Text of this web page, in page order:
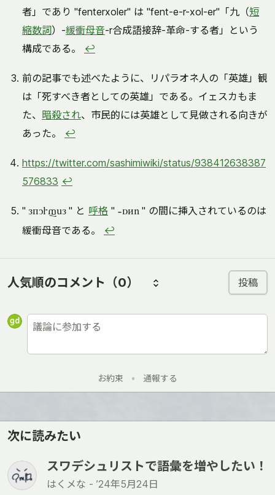
者」であり "fenterxoler" は "fent-e-r-xol-er"「九（短
縮数詞）-緩衝母音-r合成語接辞-革命-する者」という
構成である。 ↩
前の記事でも述べたように、リパラオネ人の「英雄」観
は「死すべき者としての英雄」である。イェスカもま
た、 暗殺され、市民的には英雄として見做される向きが
あった。 ↩
https://twitter.com/sashimiwiki/status/938412638387
576833 ↩
" lkurfel " と 呼格 " -sti " の間に挿入されているのは
緩衝母音である。 ↩
人気順のコメント （0） 投稿
お約束 • 通報する
次に読みたい
スワデシュリストで語彙を増やしたい！
はくメな - ’24年5月24日